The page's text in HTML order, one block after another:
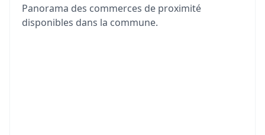
Panorama des commerces de proximité
disponibles dans la commune.